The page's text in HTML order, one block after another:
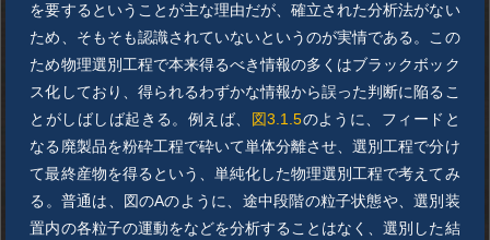
を要するということが主な理由だが、確立された分析法がない
ため、そもそも認識されていないというのが実情である。この
ため物理選別工程で本来得るべき情報の多くはブラックボック
ス化しており、得られるわずかな情報から誤った判断に陥るこ
とがしばしば起きる。例えば、 図3.1.5のように、フィードと
なる廃製品を粉砕工程で砕いて単体分離させ、選別工程で分け
て最終産物を得るという、単純化した物理選別工程で考えてみ
る。普通は、図のAのように、途中段階の粒子状態や、選別装
置内の各粒子の運動をなどを分析することはなく、選別した結